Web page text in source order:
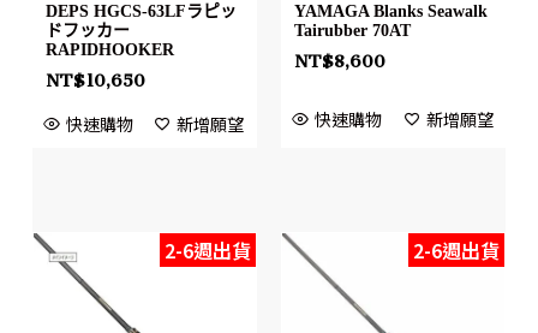
DEPS HGCS-63LFラピッ
ドフッカー
RAPIDHOOKER
NT$10,650
快速購物 新增願望
YAMAGA Blanks Seawalk
Tairubber 70AT
NT$8,600
快速購物 新增願望
2-6週出貨 2-6週出貨